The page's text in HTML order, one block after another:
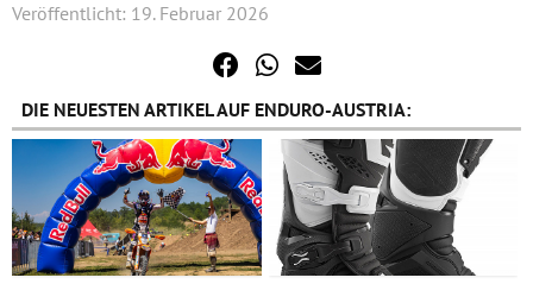
Veröffentlicht: 19. Februar 2026
DIE NEUESTEN ARTIKEL AUF ENDURO-AUSTRIA: